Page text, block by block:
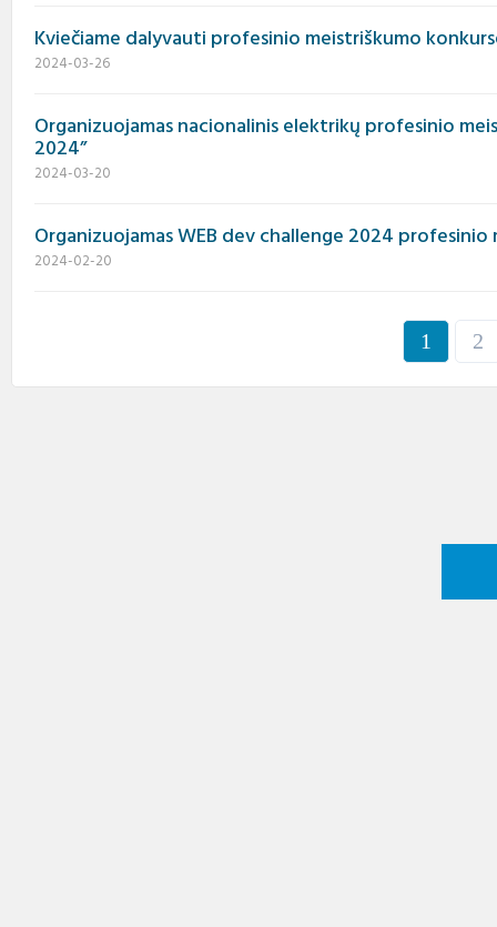
Kviečiame dalyvauti profesinio meistriškumo
2024-03-26
Organizuojamas nacionalinis elektrikų profesinio
2024”
2024-03-20
Organizuojamas WEB dev challenge 2024
2024-02-20
1 2